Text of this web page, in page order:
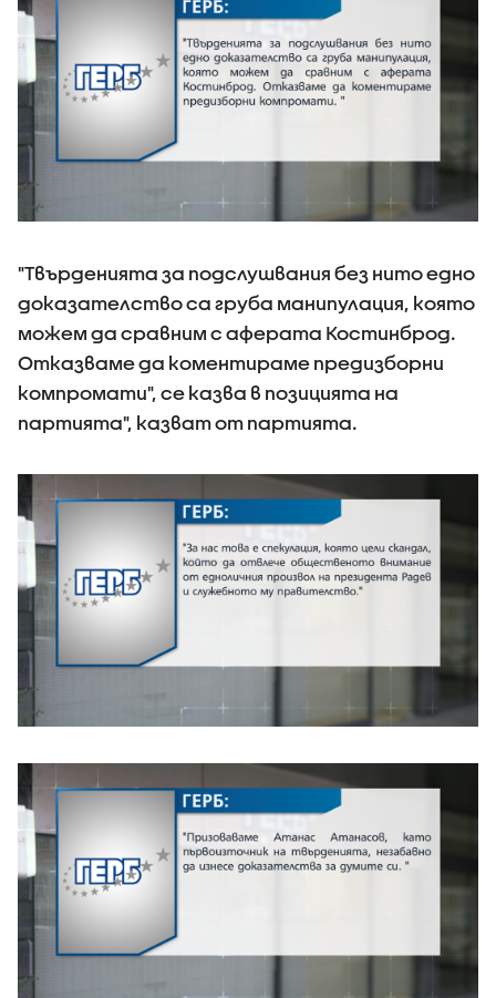
"Твърденията за подслушвания без нито едно
доказателство са груба манипулация, която
можем да сравним с аферата Костинброд.
Отказваме да коментираме предизборни
компромати", се казва в позицията на
партията", казват от партията.